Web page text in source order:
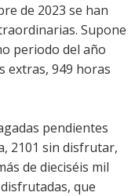
de 2023 se han
Supone
periodo del año
extras, 949 horas
pendientes
2101 sin disfrutar,
de dieciséis mil
que